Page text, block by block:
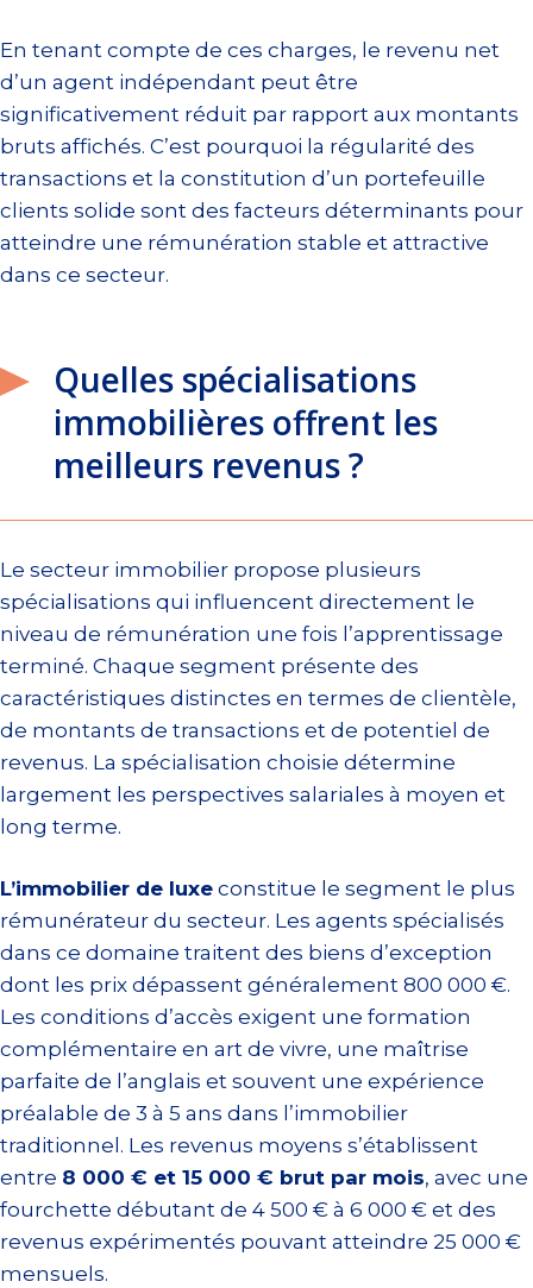
En tenant compte de ces charges, le revenu net
d’un agent indépendant peut être
significativement réduit par rapport aux montants
bruts affichés. C’est pourquoi la régularité des
transactions et la constitution d’un portefeuille
clients solide sont des facteurs déterminants pour
atteindre une rémunération stable et attractive
dans ce secteur.
Quelles spécialisations
immobilières offrent les
meilleurs revenus ?
Le secteur immobilier propose plusieurs
spécialisations qui influencent directement le
niveau de rémunération une fois l’apprentissage
terminé. Chaque segment présente des
caractéristiques distinctes en termes de clientèle,
de montants de transactions et de potentiel de
revenus. La spécialisation choisie détermine
largement les perspectives salariales à moyen et
long terme.
L’immobilier de luxe constitue le segment le plus
rémunérateur du secteur. Les agents spécialisés
dans ce domaine traitent des biens d’exception
dont les prix dépassent généralement 800 000 €.
Les conditions d’accès exigent une formation
complémentaire en art de vivre, une maîtrise
parfaite de l’anglais et souvent une expérience
préalable de 3 à 5 ans dans l’immobilier
traditionnel. Les revenus moyens s’établissent
entre 8 000 € et 15 000 € brut par mois, avec une
fourchette débutant de 4 500 € à 6 000 € et des
revenus expérimentés pouvant atteindre 25 000 €
mensuels.